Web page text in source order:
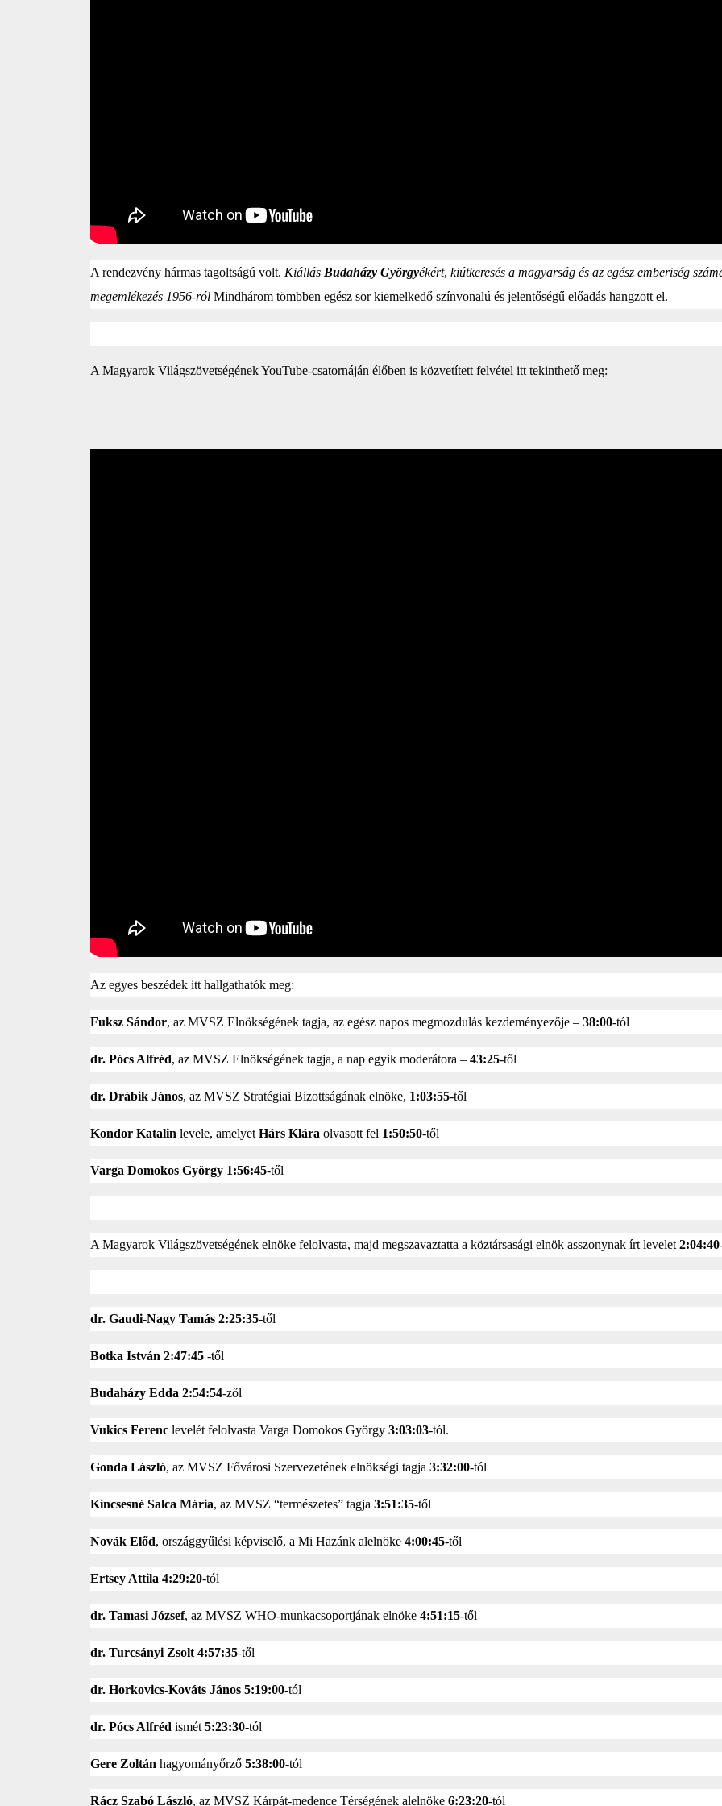
A rendezvény hármas tagoltságú volt. Kiállás Budaházy Györgyékért, kiútkeresés a magyarság és az egész emberiség
megemlékezés 1956-ról Mindhárom tömbben egész sor kiemelkedő színvonalú és jelentőségű előadás hangzott el.
A Magyarok Világszövetségének YouTube-csatornáján élőben is közvetített felvétel itt tekinthető meg:
Az egyes beszédek itt hallgathatók meg:
Fuksz Sándor, az MVSZ Elnökségének tagja, az egész napos megmozdulás kezdeményezője – 38:00-tól
dr. Pócs Alfréd, az MVSZ Elnökségének tagja, a nap egyik moderátora – 43:25-től
dr. Drábik János, az MVSZ Stratégiai Bizottságának elnöke, 1:03:55-től
Kondor Katalin levele, amelyet Hárs Klára olvasott fel 1:50:50-től
Varga Domokos György 1:56:45-től
A Magyarok Világszövetségének elnöke felolvasta, majd megszavaztatta a köztársasági elnök asszonynak írt levelet 2:04:40
dr. Gaudi-Nagy Tamás 2:25:35-től
Botka István 2:47:45 -től
Budaházy Edda 2:54:54-zől
Vukics Ferenc levelét felolvasta Varga Domokos György 3:03:03-tól.
Gonda László, az MVSZ Fővárosi Szervezetének elnökségi tagja 3:32:00-tól
Kincsesné Salca Mária, az MVSZ “természetes” tagja 3:51:35-től
Novák Előd, országgyűlési képviselő, a Mi Hazánk alelnöke 4:00:45-től
Ertsey Attila 4:29:20-tól
dr. Tamasi József, az MVSZ WHO-munkacsoportjának elnöke 4:51:15-től
dr. Turcsányi Zsolt 4:57:35-től
dr. Horkovics-Kováts János 5:19:00-tól
dr. Pócs Alfréd ismét 5:23:30-tól
Gere Zoltán hagyományőrző 5:38:00-tól
Rácz Szabó László, az MVSZ Kárpát-medence Térségének alelnöke 6:23:20-tól